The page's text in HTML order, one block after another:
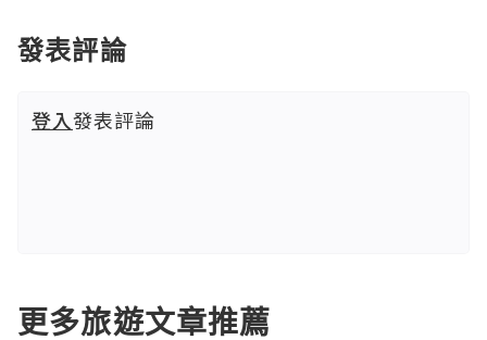
發表評論
登入發表評論
更多旅遊文章推薦